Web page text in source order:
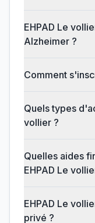
EHPAD Le vollier accepte-t-il les personnes
Alzheimer ?
Quels types
vollier ?
Quelles aides
EHPAD Le
EHPAD Le vollier est-il un EHPAD public ou
privé ?